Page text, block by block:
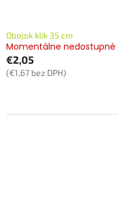
Obojok klik 35 cm
Momentálne nedostupné
€2,05
(€1,67 bez DPH)